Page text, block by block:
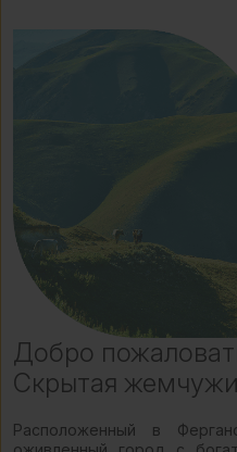
Добро
Скрытая
Расположенный в